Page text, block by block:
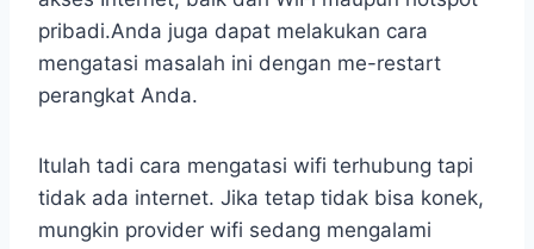
pribadi.Anda juga dapat melakukan cara
mengatasi masalah ini dengan me-restart
perangkat Anda.
Itulah tadi cara mengatasi wifi terhubung tapi
tidak ada internet. Jika tetap tidak bisa konek,
mungkin provider wifi sedang mengalami